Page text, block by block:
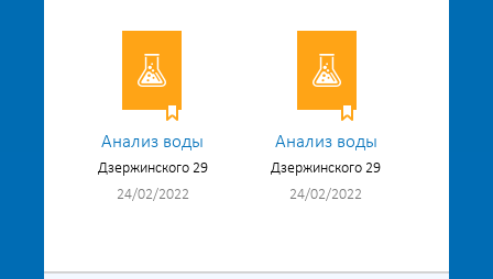
Анализ воды
Дзержинского 29
24/02/2022
Анализ воды
Дзержинского 29
24/02/2022